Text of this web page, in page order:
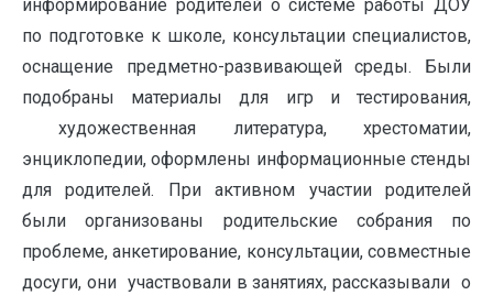
информирование родителей о системе работы ДОУ
по подготовке к школе, консультации специалистов,
оснащение предметно-развивающей среды. Были
подобраны материалы для игр и тестирования,
художественная литература, хрестоматии,
энциклопедии, оформлены информационные стенды
для родителей. При активном участии родителей
были организованы родительские собрания по
проблеме, анкетирование, консультации, совместные
досуги, они участвовали в занятиях, рассказывали о